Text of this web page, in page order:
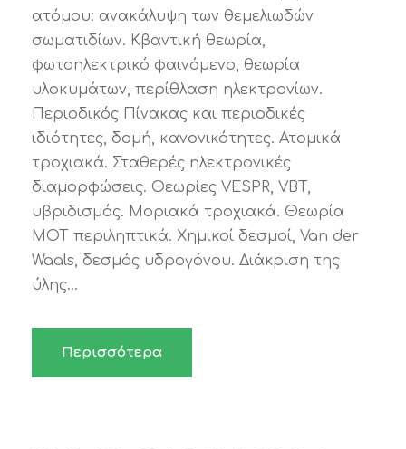
ατόμου: ανακάλυψη των θεμελιωδών
σωματιδίων. Κβαντική θεωρία,
φωτοηλεκτρικό φαινόμενο, θεωρία
υλοκυμάτων, περίθλαση ηλεκτρονίων.
Περιοδικός Πίνακας και περιοδικές
ιδιότητες, δομή, κανονικότητες. Ατομικά
τροχιακά. Σταθερές ηλεκτρονικές
διαμορφώσεις. Θεωρίες VESPR, VBT,
υβριδισμός. Μοριακά τροχιακά. Θεωρία
ΜΟΤ περιληπτικά. Χημικοί δεσμοί, Van der
Waals, δεσμός υδρογόνου. Διάκριση της
ύλης...
Περισσότερα